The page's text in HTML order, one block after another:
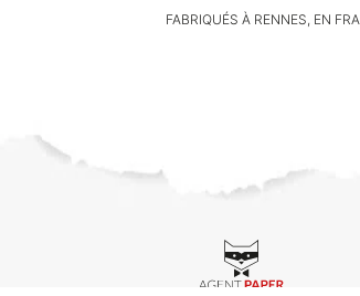
FABRIQUÉS À RENNES, EN